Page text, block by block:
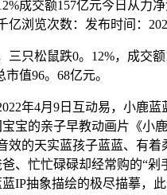
成交额157亿元今日从力净
亿浏览次数： 发布时间：
只松鼠跌0。12%，成交额
值96。68亿元。
年4月9日互动易，小鹿蓝
宝的亲子早教动画片《小
效的天实蓝孩子蓝蓝、有着
、忙忙碌碌却经常购的“剁
IP抽象描绘的极尽描摹，